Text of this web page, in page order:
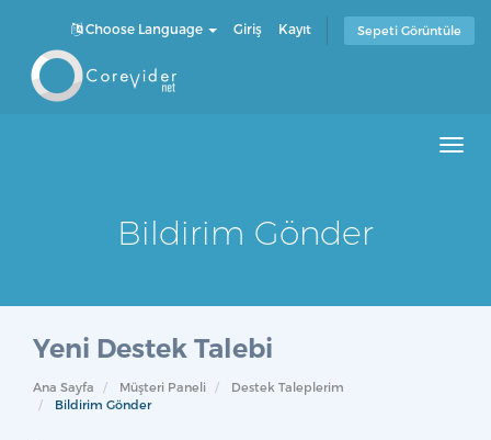
Choose Language Giriş Kayıt Sepeti Görüntüle
Bildirim Gönder
Yeni Destek Talebi
Ana Sayfa Müşteri Paneli
Destek Taleplerim
Bildirim Gönder